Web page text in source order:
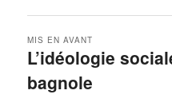
L’idéologie
bagnole
MIS EN AVANT